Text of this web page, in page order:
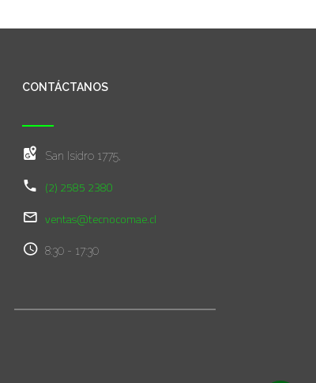
CONTÁCTANOS
San Isidro 1775,
(2) 2585 2380
ventas@tecnocomae.cl
8:30 - 17:30